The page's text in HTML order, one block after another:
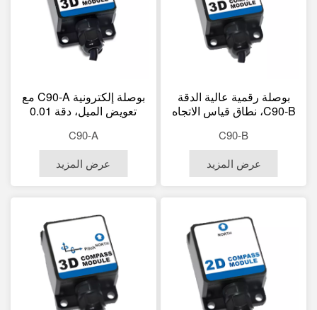
بوصلة رقمية عالية الدقة
C90-B، نطاق قياس الاتجاه
الدوران 0.1 درجة، مقاومة
للماء بمعيار IP67، نطاق
إلى +85 درجة مئوية
C90-B
عرض المزيد
بوصلة إلكترونية C90-A مع
تعويض الميل، دقة 0.01
هرتز، تكامل مع نظام تحديد
المواقع العالمي (GPS).
C90-A
عرض المزيد